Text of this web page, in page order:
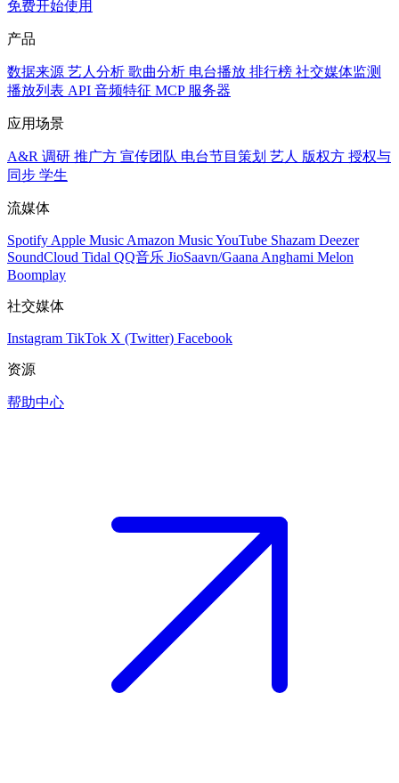
免费开始使用
产品
数据来源 艺人分析 歌曲分析 电台播放 排行榜 社交媒体监测
播放列表 API 音频特征 MCP 服务器
应用场景
A&R 调研 推广方 宣传团队 电台节目策划 艺人 版权方 授权与
同步 学生
流媒体
Spotify Apple Music Amazon MusicYouTube Shazam Deezer
SoundCloud Tidal QQ音乐 JioSaavn/Gaana Anghami Melon
Boomplay
社交媒体
Instagram TikTok X (Twitter) Facebook
资源
帮助中心